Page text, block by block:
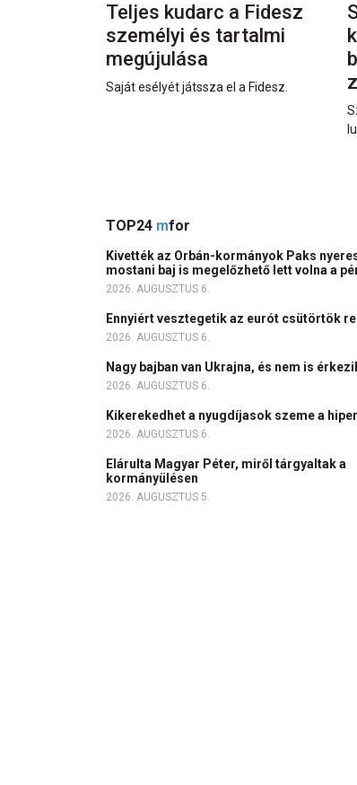
Teljes kudarc a Fidesz
személyi és tartalmi
megújulása
Saját esélyét játssza el a Fidesz.
TOP24 mfor
Kivették az Orbán-kormányok Paks
mostani baj is megelőzhető lett volna a
2026. AUGUSZTUS 6.
Ennyiért vesztegetik az eurót csütörtök
2026. AUGUSZTUS 6.
Nagy bajban van Ukrajna, és nem is
2026. AUGUSZTUS 6.
Kikerekedhet a nyugdíjasok szeme a
2026. AUGUSZTUS 6.
Elárulta Magyar Péter, miről tárgyaltak a
kormányülésen
2026. AUGUSZTUS 5.